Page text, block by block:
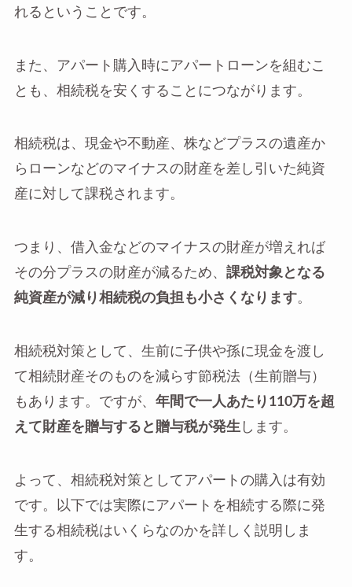
れるということです。
また、アパート購入時にアパートローンを組むこ
とも、相続税を安くすることにつながります。
相続税は、現金や不動産、株などプラスの遺産か
らローンなどのマイナスの財産を差し引いた純資
産に対して課税されます。
つまり、借入金などのマイナスの財産が増えれば
その分プラスの財産が減るため、 課税対象となる
純資産が減り相続税の負担も小さくなります。
相続税対策として、生前に子供や孫に現金を渡し
て相続財産そのものを減らす節税法（生前贈与）
もあります。ですが、 年間で一人あたり110万を超
えて財産を贈与すると贈与税が発生 します。
よって、相続税対策としてアパートの購入は有効
です。以下では実際にアパートを相続する際に発
生する相続税はいくらなのかを詳しく説明しま
す。